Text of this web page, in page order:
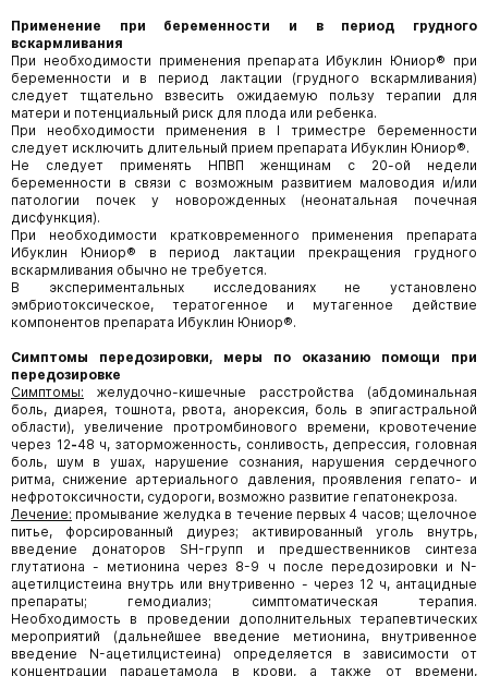
Применение при беременности и в период грудного
вскармливания
При необходимости применения препарата Ибуклин Юниор® при
беременности и в период лактации (грудного вскармливания)
следует тщательно взвесить ожидаемую пользу терапии для
матери и потенциальный риск для плода или ребенка.
При необходимости применения в I триместре беременности
следует исключить длительный прием препарата Ибуклин Юниор®.
Не следует применять НПВП женщинам с 20-ой недели
беременности в связи с возможным развитием маловодия и/или
патологии почек у новорожденных (неонатальная почечная
дисфункция).
При необходимости кратковременного применения препарата
Ибуклин Юниор® в период лактации прекращения грудного
вскармливания обычно не требуется.
В экспериментальных исследованиях не установлено
эмбриотоксическое, тератогенное и мутагенное действие
компонентов препарата Ибуклин Юниор®.
Симптомы передозировки, меры по оказанию помощи при
передозировке
Симптомы: желудочно-кишечные расстройства (абдоминальная
боль, диарея, тошнота, рвота, анорексия, боль в эпигастральной
области), увеличение протромбинового времени, кровотечение
через 12-48 ч, заторможенность, сонливость, депрессия, головная
боль, шум в ушах, нарушение сознания, нарушения сердечного
ритма, снижение артериального давления, проявления гепато- и
нефротоксичности, судороги, возможно развитие гепатонекроза.
Лечение: промывание желудка в течение первых 4 часов; щелочное
питье, форсированный диурез; активированный уголь внутрь,
введение донаторов SH-групп и предшественников синтеза
глутатиона - метионина через 8-9 ч после передозировки и N-
ацетилцистеина внутрь или внутривенно - через 12 ч, антацидные
препараты; гемодиализ; симптоматическая терапия.
Необходимость в проведении дополнительных терапевтических
мероприятий (дальнейшее введение метионина, внутривенное
введение N-ацетилцистеина) определяется в зависимости от
концентрации парацетамола в крови, а также от времени,